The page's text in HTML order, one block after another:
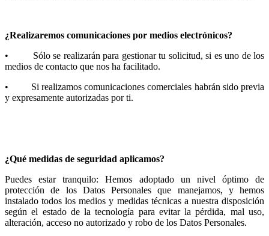
¿Realizaremos comunicaciones por medios electrónicos?
• Sólo se realizarán para gestionar tu solicitud, si es uno de los
medios de contacto que nos ha facilitado.
• Si realizamos comunicaciones comerciales habrán sido previa
y expresamente autorizadas por ti.
¿Qué medidas de seguridad aplicamos?
Puedes estar tranquilo: Hemos adoptado un nivel óptimo de
protección de los Datos Personales que manejamos, y hemos
instalado todos los medios y medidas técnicas a nuestra disposición
según el estado de la tecnología para evitar la pérdida, mal uso,
alteración, acceso no autorizado y robo de los Datos Personales.